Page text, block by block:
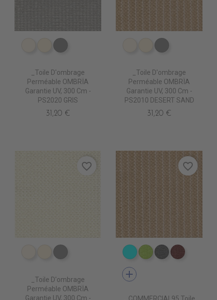
PS2000 NATUREL
PS2010 DESERT SAND
PS2020 GRIS
_Toile D'ombrage
Perméable OMBRÏA
Garantie UV, 300 Cm -
PS2020 GRIS
31,20 €
PS2000 NATUREL
PS2010 DESERT
PS2020 GRIS
_Toile D'ombrage
Perméable OMBRÏA
Garantie UV, 300 Cm -
PS2010 DESERT SAND
31,20 €
PS2000 NATUREL
PS2010 DESERT SAND
PS2020 GRIS
_Toile D'ombrage
Perméable OMBRÏA
Garantie UV, 300 Cm -
favorite_border
PS2050 CIEL
PS2110 SO GREEN
PS2030PS2080
add
_.COMMERCIAL95 Toile
favorite_border